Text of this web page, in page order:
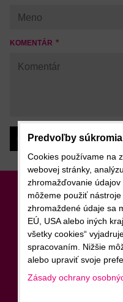
KOMENTÁR
Odoslať
Chcem sa prihlásiť
Predvoľby súkromia
Cookies používame na
webovej stránky,
zhromažďovanie
môžeme použiť
zhromaždené údaje sa
EÚ, USA alebo iných
všetky cookies“
spracovaním. Nižšie
alebo upraviť svoje
Zásady ochrany